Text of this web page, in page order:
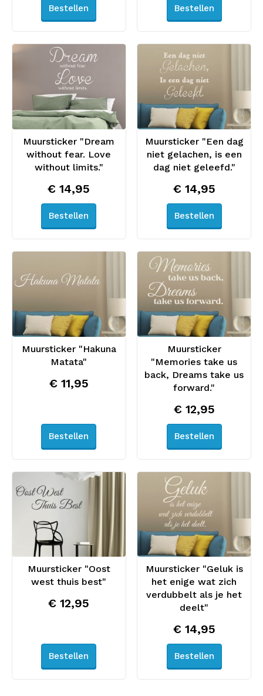
Bestellen Bestellen
Muursticker "Dream
without fear. Love
without limits."
€ 14,95
Bestellen
Muursticker "Een dag
niet gelachen, is een
dag niet geleefd."
€ 14,95
Bestellen
Muursticker "Hakuna
Matata"
€ 11,95
Bestellen
Muursticker
"Memories take us
back, Dreams take us
forward."
€ 12,95
Bestellen
Muursticker "Oost
west thuis best"
€ 12,95
Bestellen
Muursticker "Geluk is
het enige wat zich
verdubbelt als je het
deelt"
€ 14,95
Bestellen